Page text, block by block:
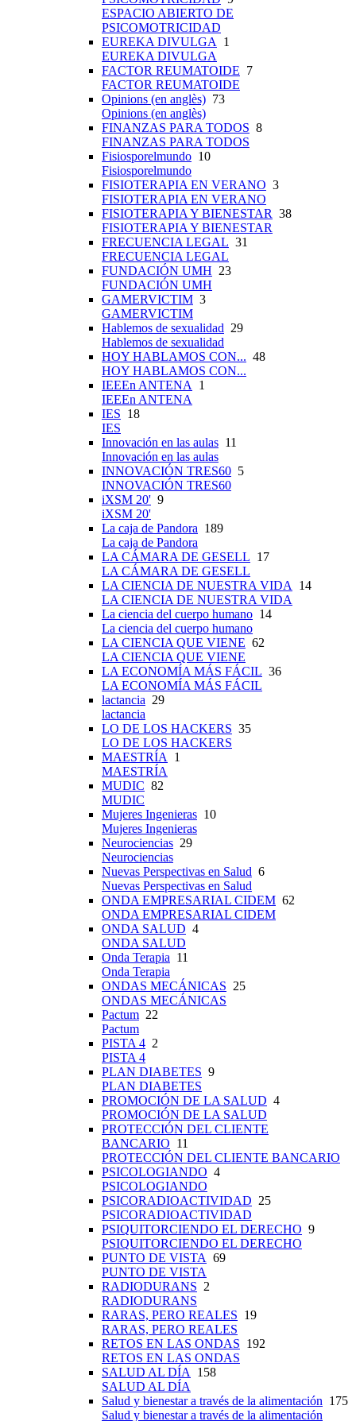
ESPACIO ABIERTO DE
PSICOMOTRICIDAD
EUREKA DIVULGA
1
EUREKA DIVULGA
FACTOR REUMATOIDE 7
FACTOR REUMATOIDE
Opinions (en anglès) 73
Opinions (en anglès)
FINANZAS PARA TODOS 8
FINANZAS PARA TODOS
Fisiosporelmundo 10
Fisiosporelmundo
FISIOTERAPIA EN VERANO 3
FISIOTERAPIA EN VERANO
FISIOTERAPIA Y BIENESTAR 38
FISIOTERAPIA Y BIENESTAR
FRECUENCIA LEGAL 31
FRECUENCIA LEGAL
FUNDACIÓN UMH 23
FUNDACIÓN UMH
GAMERVICTIM 3
GAMERVICTIM
Hablemos de sexualidad 29
Hablemos de sexualidad
HOY HABLAMOS CON... 48
HOY HABLAMOS CON...
IEEEn ANTENA
1
IEEEn ANTENA
IES 18
IES
Innovación en las aulas 11
Innovación en las aulas
INNOVACIÓN TRES60 5
INNOVACIÓN TRES60
iXSM 20' 9
iXSM 20'
La caja de Pandora 189
La caja de Pandora
LA CÁMARA DE GESELL 17
LA CÁMARA DE GESELL
LA CIENCIA DE NUESTRA VIDA
14
LA CIENCIA DE NUESTRA VIDA
La ciencia del cuerpo humano 14
La ciencia del cuerpo humano
LA CIENCIA QUE VIENE 62
LA CIENCIA QUE VIENE
LA ECONOMÍA MÁS FÁCIL 36
LA ECONOMÍA MÁS FÁCIL
lactancia 29
lactancia
LO DE LOS HACKERS 35
LO DE LOS HACKERS
MAESTRÍA
1
MAESTRÍA
MUDIC 82
MUDIC
Mujeres Ingenieras 10
Mujeres Ingenieras
Neurociencias 29
Neurociencias
Nuevas Perspectivas en Salud 6
Nuevas Perspectivas en Salud
ONDA EMPRESARIAL CIDEM 62
ONDA EMPRESARIAL CIDEM
ONDA SALUD 4
ONDA SALUD
Onda Terapia 11
Onda Terapia
ONDAS MECÁNICAS 25
ONDAS MECÁNICAS
Pactum 22
Pactum
PISTA 4 2
PISTA 4
PLAN DIABETES 9
PLAN DIABETES
PROMOCIÓN DE LA SALUD 4
PROMOCIÓN DE LA SALUD
PROTECCIÓN DEL CLIENTE
BANCARIO 11
PROTECCIÓN DEL CLIENTE BANCARIO
PSICOLOGIANDO 4
PSICOLOGIANDO
PSICORADIOACTIVIDAD 25
PSICORADIOACTIVIDAD
PSIQUITORCIENDO EL DERECHO 9
PSIQUITORCIENDO EL DERECHO
PUNTO DE VISTA 69
PUNTO DE VISTA
RADIODURANS 2
RADIODURANS
RARAS, PERO REALES 19
RARAS, PERO REALES
RETOS EN LAS ONDAS 192
RETOS EN LAS ONDAS
SALUD AL DÍA
158
SALUD AL DÍA
Salud y bienestar a través de la alimentación 175
Salud y bienestar a través de la alimentación